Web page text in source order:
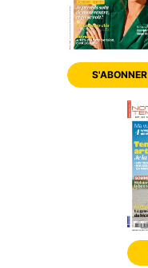
S'ABONNER